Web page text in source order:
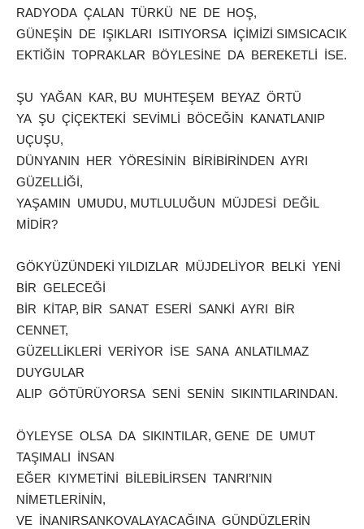
RADYODA ÇALAN TÜRKÜ NE DE HOŞ,
GÜNEŞİN DE IŞIKLARI ISITIYORSA İÇİMİZİ SIMSICACIK
EKTİĞİN TOPRAKLAR BÖYLESİNE DA BEREKETLİ İSE.
ŞU YAĞAN KAR, BU MUHTEŞEM BEYAZ ÖRTÜ
YA ŞU ÇİÇEKTEKİ SEVİMLİ BÖCEĞİN KANATLANIP
UÇUŞU,
DÜNYANIN HER YÖRESİNİN BİRİBİRİNDEN AYRI
GÜZELLİĞİ,
YAŞAMIN UMUDU, MUTLULUĞUN MÜJDESİ DEĞİL
MİDİR?
GÖKYÜZÜNDEKİ YILDIZLAR MÜJDELİYOR BELKİ YENİ
BİR GELECEĞİ
BİR KİTAP, BİR SANAT ESERİ SANKİ AYRI BİR
CENNET,
GÜZELLİKLERİ VERİYOR İSE SANA ANLATILMAZ
DUYGULAR
ALIP GÖTÜRÜYORSA SENİ SENİN SIKINTILARINDAN.
ÖYLEYSE OLSA DA SIKINTILAR, GENE DE UMUT
TAŞIMALI İNSAN
EĞER KIYMETİNİ BİLEBİLİRSEN TANRI’NIN
NİMETLERİNİN,
VE İNANIRSANKOVALAYACAĞINA GÜNDÜZLERİN